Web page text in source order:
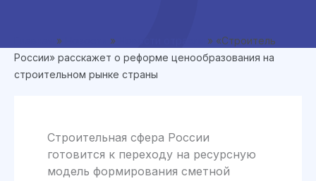
» » » «Строитель
России» расскажет о реформе ценообразования на
строительном рынке страны
Строительная сфера России
готовится к переходу на ресурсную
модель формирования сметной